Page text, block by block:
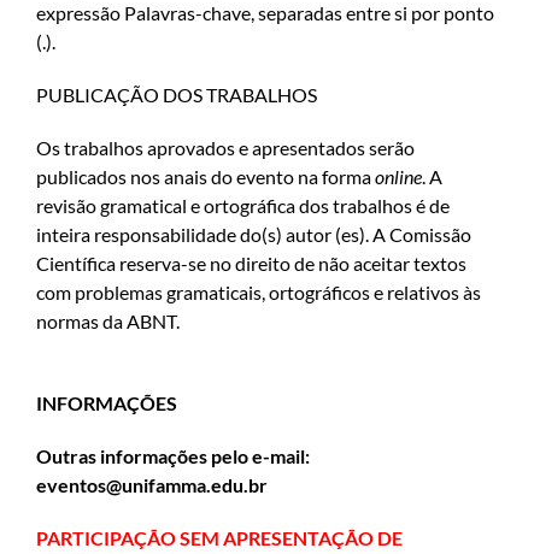
expressão Palavras-chave, separadas entre si por ponto
(.).
PUBLICAÇÃO DOS TRABALHOS
Os trabalhos aprovados e apresentados serão
publicados nos anais do evento na formaonline. A
revisão gramatical e ortográfica dos trabalhos é de
inteira responsabilidade do(s) autor (es). A Comissão
Científica reserva-se no direito de não aceitar textos
com problemas gramaticais, ortográficos e relativos às
normas da ABNT.
INFORMAÇÕES
Outras informações pelo e-mail:
eventos@unifamma.edu.br
PARTICIPAÇÃO SEM APRESENTAÇÃO DE